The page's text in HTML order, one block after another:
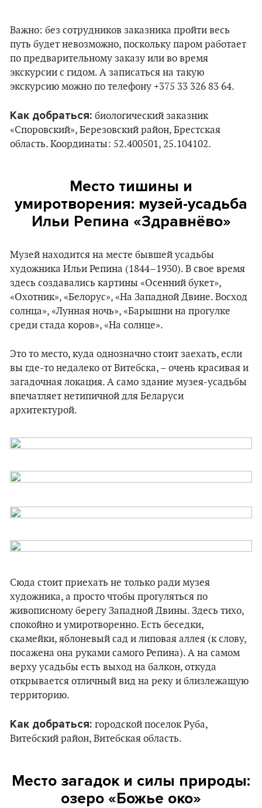
Важно: без сотрудников заказника пройти весь
путь будет невозможно, поскольку паром работает
по предварительному заказу или во время
экскурсии с гидом. А записаться на такую
экскурсию можно по телефону +375 33 326 83 64.
Как добраться: биологический заказник
«Споровский», Березовский район, Брестская
область. Координаты: 52.400501, 25.104102.
Место тишины и
умиротворения: музей-усадьба
Ильи Репина «Здравнёво»
Музей находится на месте бывшей усадьбы
художника Ильи Репина (1844–1930). В свое время
здесь создавались картины «Осенний букет»,
«Охотник», «Белорус», «На Западной Двине. Восход
солнца», «Лунная ночь», «Барышни на прогулке
среди стада коров», «На солнце».
Это то место, куда однозначно стоит заехать, если
вы где-то недалеко от Витебска, – очень красивая и
загадочная локация. А само здание музея-усадьбы
впечатляет нетипичной для Беларуси
архитектурой.
Сюда стоит приехать не только ради музея
художника, а просто чтобы прогуляться по
живописному берегу Западной Двины. Здесь тихо,
спокойно и умиротворенно. Есть беседки,
скамейки, яблоневый сад и липовая аллея (к слову,
посажена она руками самого Репина). А на самом
верху усадьбы есть выход на балкон, откуда
открывается отличный вид на реку и близлежащую
территорию.
Как добраться: городской поселок Руба,
Витебский район, Витебская область.
Место загадок и силы природы:
озеро «Божье око»